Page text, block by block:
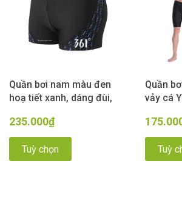
Quần bơi nam màu đen
hoạ tiết xanh, dáng đùi,
235.000₫
Tuỳ chọn
Quần
vảy cá
Tuỳ